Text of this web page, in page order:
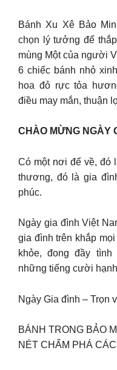
Bánh Xu Xê Bảo
chọn lý tưởng để
mùng Một của người
6 chiếc bánh nhỏ
hoa đỏ rực tỏa
điều may mắn, thuận
CHÀO MỪNG NGÀY
Có một nơi để về, đó
thương, đó là gia
phúc.
Ngày gia đình Việt
gia đình trên khắp
khỏe, đong đầy
những tiếng cười
Ngày Gia đình – Trọn
BÁNH TRONG BẢO
NÉT CHẤM PHÁ